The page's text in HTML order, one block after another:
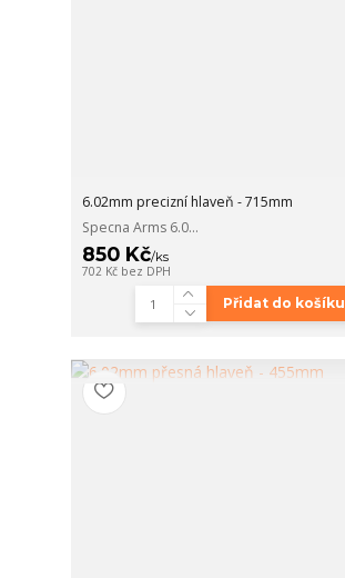
6.02mm precizní hlaveň - 715mm
Specna Arms 6.0...
850 Kč/ks
702 Kč bez DPH
Přidat do košíku